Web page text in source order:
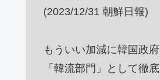
(2023/12/31 朝鮮日報)
もういい加減に韓国政
「韓流部門」として徹